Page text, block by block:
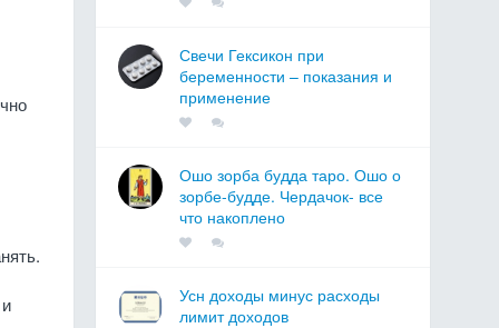
Свечи Гексикон при
беременности – показания и
применение
Ошо зорба будда таро. Ошо о
зорбе-будде. Чердачок- все
что накоплено
Усн доходы минус расходы
лимит доходов